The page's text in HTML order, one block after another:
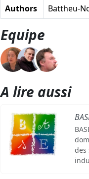
Authors
Battheu-
Equipe
A lire aussi
des